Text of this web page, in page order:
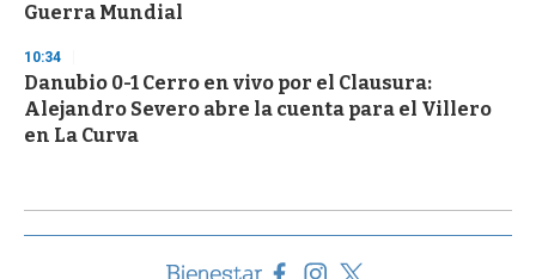
Guerra Mundial
10:34
Danubio 0-1 Cerro en vivo por el Clausura:
Alejandro Severo abre la cuenta para el Villero
en La Curva